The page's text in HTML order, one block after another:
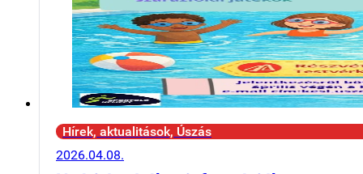
Hírek, aktualitások, Úszás
2026.04.08.